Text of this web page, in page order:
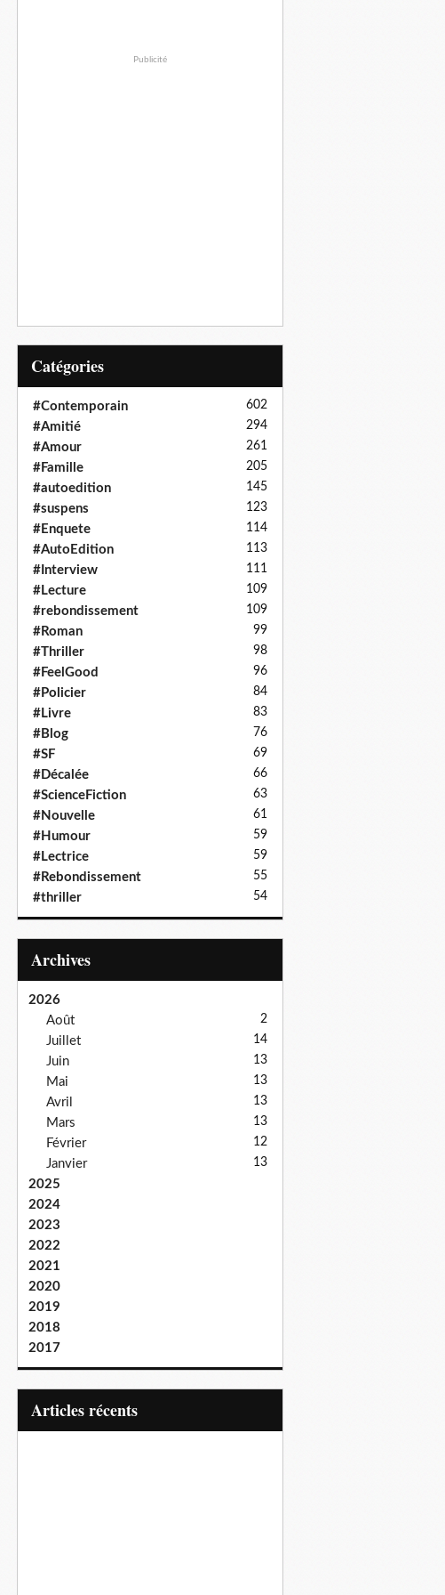
Publicité
Catégories
#Contemporain 602
#Amitié 294
#Amour 261
#Famille 205
#autoedition 145
#suspens 123
#Enquete 114
#AutoEdition 113
#Interview 111
#Lecture 109
#rebondissement 109
#Roman 99
#Thriller 98
#FeelGood 96
#Policier 84
#Livre 83
#Blog 76
#SF 69
#Décalée 66
#ScienceFiction 63
#Nouvelle 61
#Humour 59
#Lectrice 59
#Rebondissement 55
#thriller 54
Archives
2026
Août
2
Juillet 14
Juin 13
Mai 13
Avril 13
Mars 13
Février 12
Janvier 13
2025
2024
2023
2022
2021
2020
2019
2018
2017
articles récents